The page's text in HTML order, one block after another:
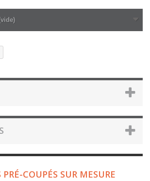
PRÉ-COUPÉS SUR MESURE